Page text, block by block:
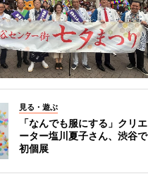
見る・遊ぶ
「なんでも服にする」クリエ
ーター塩川夏子さん、渋谷で
初個展